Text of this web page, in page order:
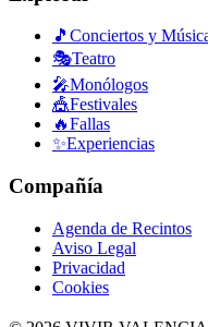
🎵 Conciertos y
🎭Teatro
🎤Monólogos
🎪Festivales
🔥Fallas
✨Experiencias
Compañía
Agenda de Recintos
Aviso Legal
Privacidad
Cookies